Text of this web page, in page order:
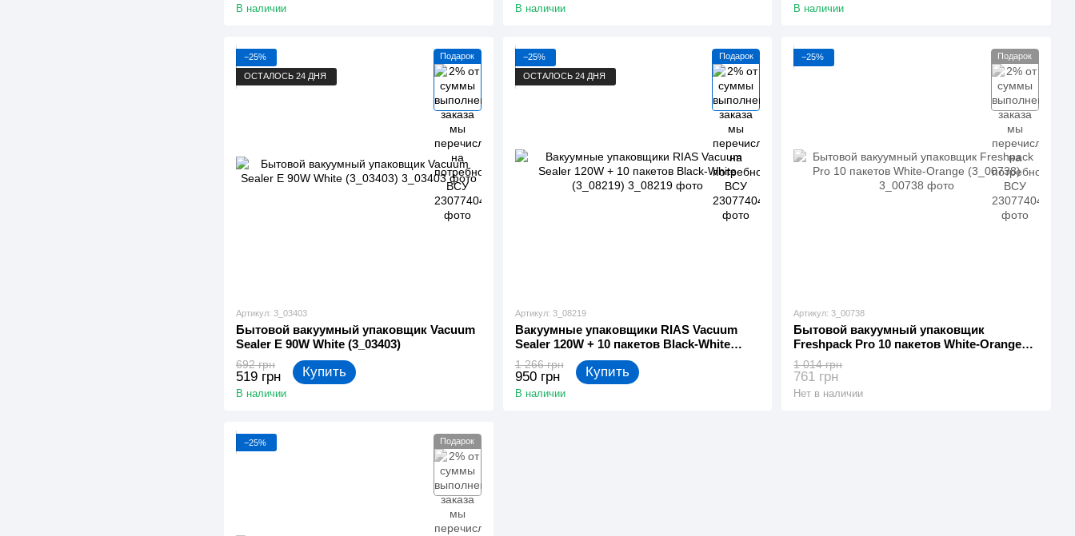
В наличии В наличии В наличии
Подарок
−25%
ОСТАЛОСЬ 24 ДНЯ
Артикул: 3_03403
Бытовой вакуумный упаковщик Vacuum
Sealer E 90W White (3_03403)
692 грн
519 грн Купить
В наличии
Подарок
−25%
ОСТАЛОСЬ 24 ДНЯ
Артикул: 3_08219
Вакуумные упаковщики RIAS Vacuum
Sealer 120W + 10 пакетов Black-White
(3_08219)
1 266 грн
950 грн Купить
В наличии
Подарок
−25%
Артикул: 3_00738
Бытовой вакуумный упаковщик
Freshpack Pro 10 пакетов White-Orange
(3_00738)
1 014 грн
761 грн
Нет в наличии
Подарок
−25%